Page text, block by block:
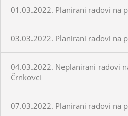
01.03.2022. Planirani radovi na
03.03.2022. Planirani radovi na
04.03.2022. Neplanirani radovi
Črnkovci
07.03.2022. Planirani radovi na